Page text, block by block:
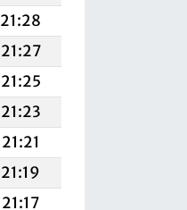
21:28
21:27
21:25
21:23
21:21
21:19
21:17